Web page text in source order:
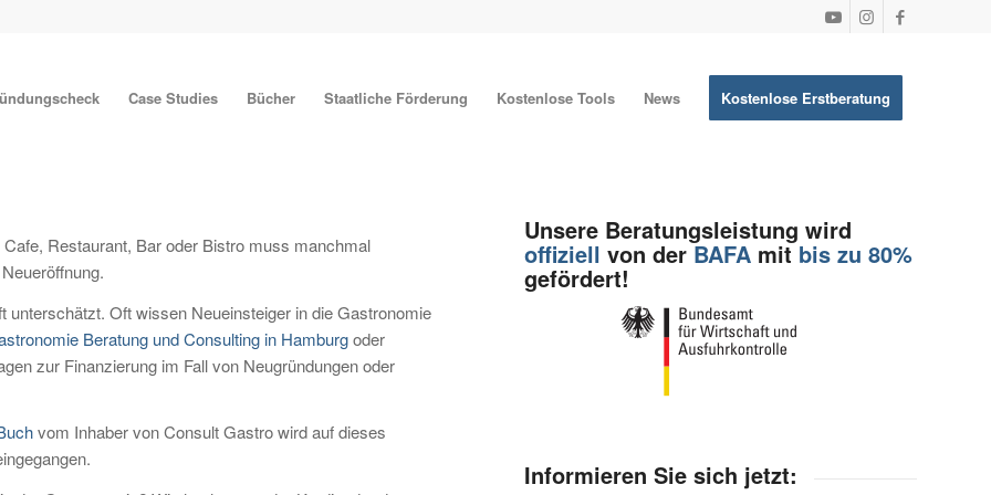
Case Studies Bücher Staatliche Förderung Kostenlose Tools News Kostenlose Erstberatung
Restaurant, Bar oder Bistro muss manchmal
unterschätzt. Oft wissen Neueinsteiger in die Gastronomie
Beratung und Consulting in Hamburgoder
zur Finanzierung im Fall von Neugründungen oder
vom Inhaber von Consult Gastro wird auf dieses
Unsere Beratungsleistung wird
offiziell von derBAFA mitbis zu 80%
gefördert!
Informieren Sie sich jetzt: